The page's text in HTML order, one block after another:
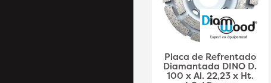
Placa de Refrentado
Diamantada DINO D.
100 x Al. 22,23 x Ht.